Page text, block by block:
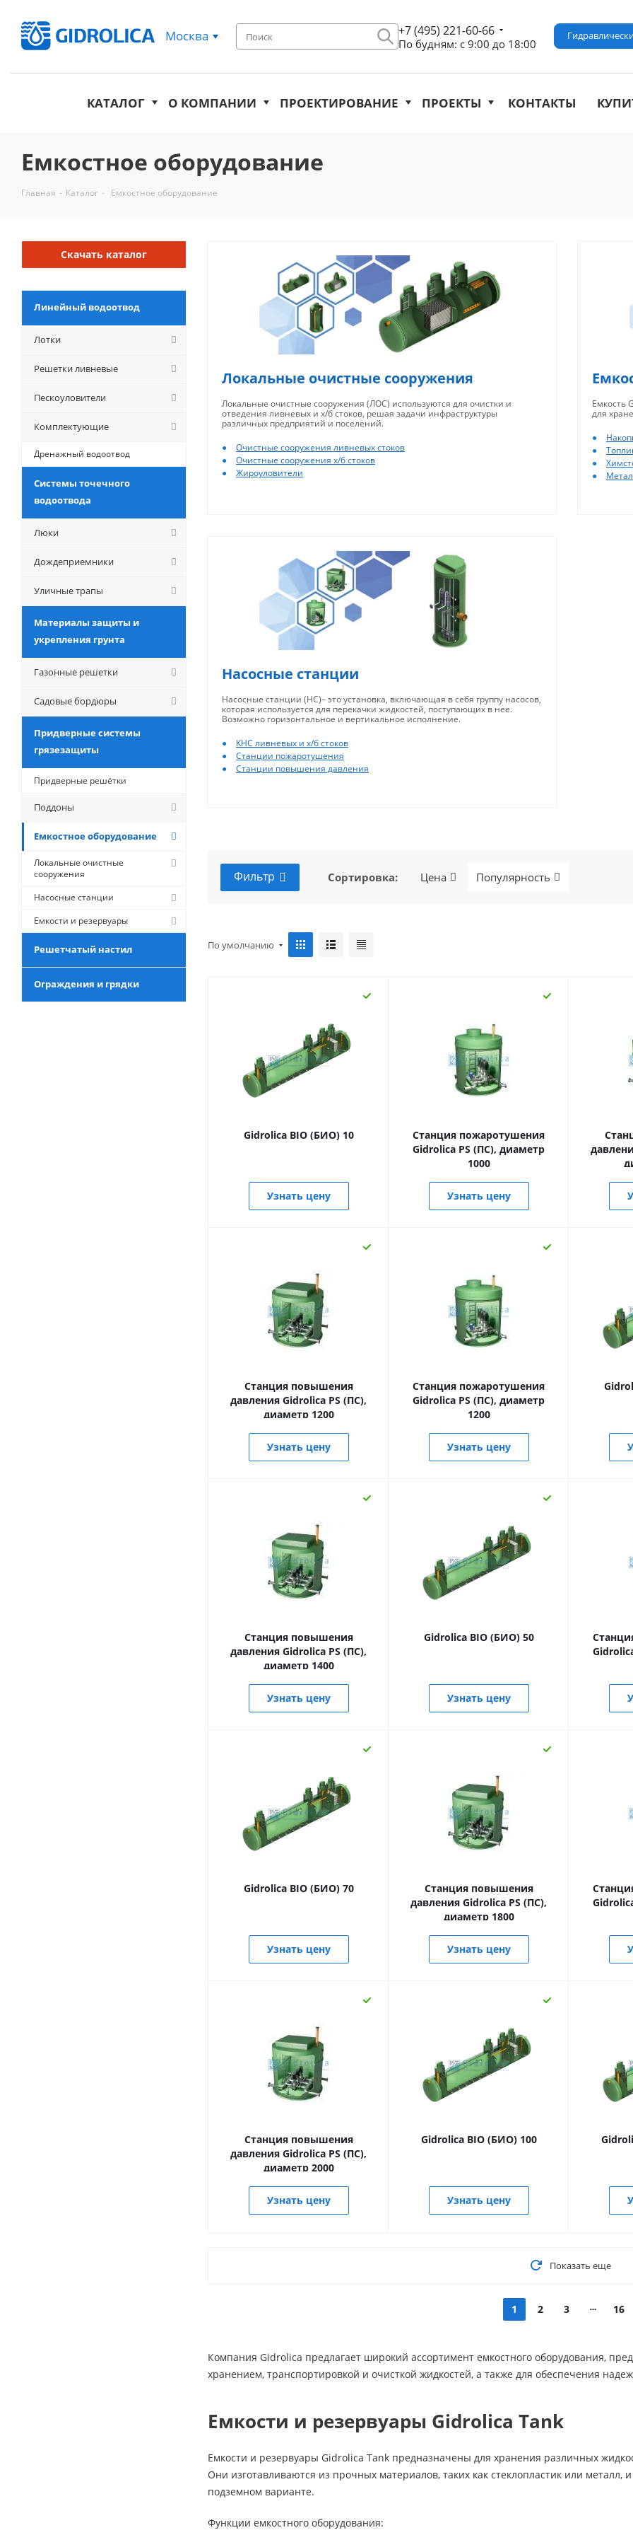
Москва +7 (495) 221-60-66
По будням: с 9:00 до 18:00
КАТАЛОГ О КОМПАНИИ ПРОЕКТИРОВАНИЕ ПРОЕКТЫ КОНТАКТЫ
Емкостное оборудование
Главная - Каталог - Емкостное оборудование
Локальные очистные сооружения
Локальные очистные сооружения (ЛОС) используются для очистки и
отведения ливневых и х/б стоков, решая задачи инфраструктуры
различных предприятий и поселений.
Очистные сооружения ливневых стоков
Очистные сооружения х/б стоков
Жироуловители
Емкость
для
Насосные станции
Насосные станции (НС)– это установка, включающая в себя группу насосов,
которая используется для перекачки жидкостей, поступающих в нее.
Возможно горизонтальное и вертикальное исполнение.
КНС ливневых и х/б стоков
Станции пожаротушения
Станции повышения давления
Фильтр Сортировка: Цена Популярность
По умолчанию
Gidrolica BIO (БИО) 10
Узнать цену
Станция пожаротушения
Gidrolica PS (ПС), диаметр
1000
Узнать цену
Станция повышения
давления Gidrolica PS (ПС),
диаметр 1200
Узнать цену
Станция пожаротушения
Gidrolica PS (ПС), диаметр
1200
Узнать цену
Станция повышения
давления Gidrolica PS (ПС),
диаметр 1400
Узнать цену
Gidrolica BIO (БИО) 50
Узнать цену
Gidrolica BIO (БИО) 70
Узнать цену
Станция повышения
давления Gidrolica PS (ПС),
диаметр 1800
Узнать цену
Станция повышения
давления Gidrolica PS (ПС),
диаметр 2000
Узнать цену
Gidrolica BIO (БИО) 100
Узнать цену
Показать еще
1 2 3 16
Компания Gidrolica предлагает широкий ассортимент емкостного оборудования,
хранением, транспортировкой и очисткой жидкостей, а также для обеспечения
Емкости и резервуары Gidrolica Tank
Емкости и резервуары Gidrolica Tank предназначены для хранения различных
Они изготавливаются из прочных материалов, таких как стеклопластик или металл,
подземном варианте.
Функции емкостного оборудования:
Скачать каталог
Линейный водоотвод
Лотки
Решетки ливневые
Пескоуловители
Комплектующие
Дренажный водоотвод
Системы точечного
водоотвода
Люки
Дождеприемники
Уличные трапы
Материалы защиты и
укрепления грунта
Газонные решетки
Садовые бордюры
Придверные системы
грязезащиты
Придверные решётки
Поддоны
Емкостное оборудование
Локальные очистные
сооружения
Насосные станции
Емкости и резервуары
Решетчатый настил
Ограждения и грядки